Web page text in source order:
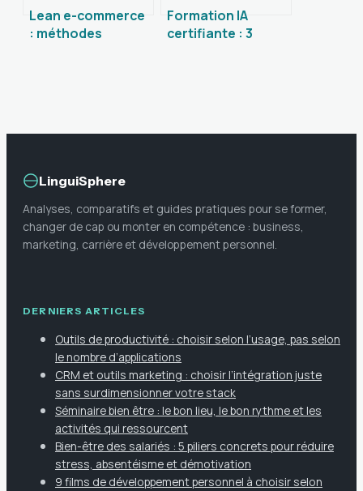
Lean e-commerce
: méthodes
Formation IA
certifiante : 3
LinguiSphere
Analyses, comparatifs et guides pratiques pour se former,
changer de cap ou monter en compétence : business,
marketing, carrière et développement personnel.
DERNIERS ARTICLES
Outils de productivité : choisir selon l’usage, pas selon
le nombre d’applications
CRM et outils marketing : choisir l’intégration juste
sans surdimensionner votre stack
Séminaire bien être : le bon lieu, le bon rythme et les
activités qui ressourcent
Bien-être des salariés : 5 piliers concrets pour réduire
stress, absentéisme et démotivation
9 films de développement personnel à choisir selon